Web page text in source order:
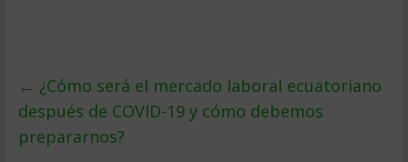
← ¿Cómo será el mercado laboral ecuatoriano
después de COVID-19 y cómo debemos
prepararnos?